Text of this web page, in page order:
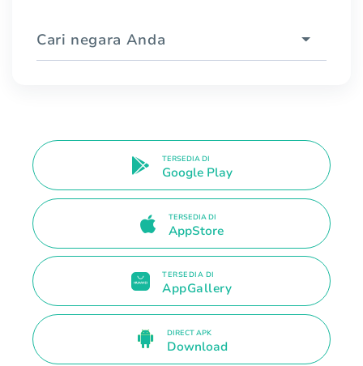
Cari negara Anda
TERSEDIA DI
Google Play
TERSEDIA DI
AppStore
TERSEDIA DI
AppGallery
DIRECT APK
Download